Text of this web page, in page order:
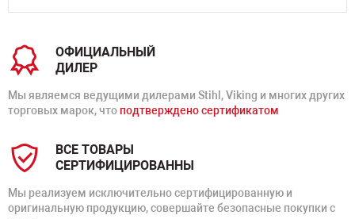
ОФИЦИАЛЬНЫЙ
ДИЛЕР
Мы являемся ведущими дилерами Stihl, Viking и многих других
торговых марок, что подтверждено сертификатом
ВСЕ ТОВАРЫ
СЕРТИФИЦИРОВАННЫ
Мы реализуем исключительно сертифицированную и
оригинальную продукцию, совершайте безопасные покупки с